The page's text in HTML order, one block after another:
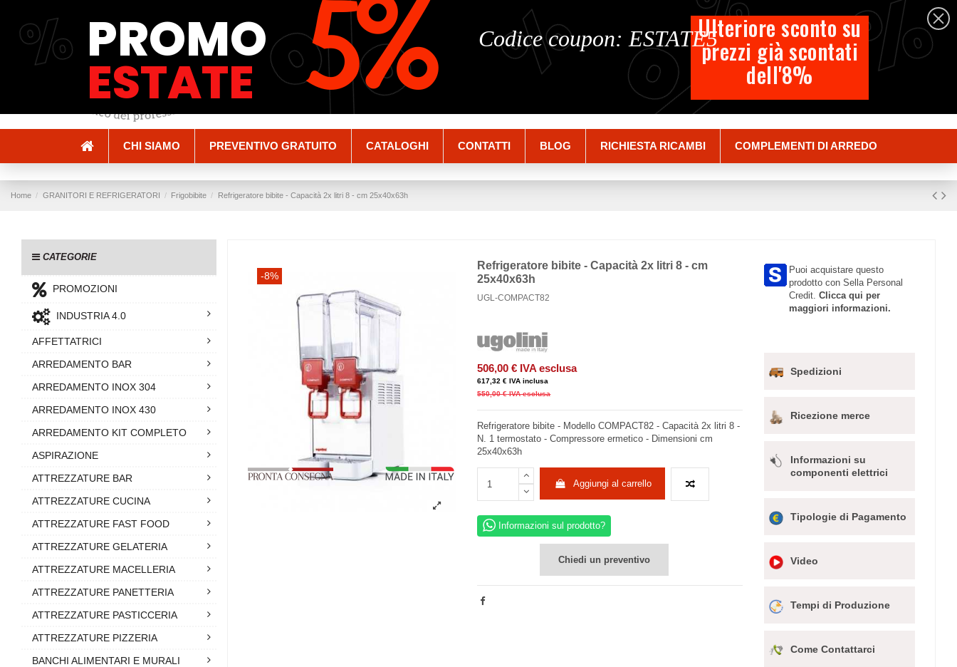
Italiano
Carrello
CHI SIAMO PREVENTIVO GRATUITO CATALOGHI CONTATTI BLOG RICHIESTA RICAMBI COMPLEMENTI DI ARREDO
Home GRANITORI E REFRIGERATORI Frigobibite Refrigeratore bibite - Capacità 2x litri 8 - cm 25x40x63h
-8%
Refrigeratore bibite - Capacità 2x litri 8 - cm
25x40x63h
UGL-COMPACT82
506,00 € IVA esclusa
617,32 € IVA inclusa
550,00 € IVA esclusa
Refrigeratore bibite - Modello COMPACT82 - Capacità 2x litri 8 -
N. 1 termostato - Compressore ermetico - Dimensioni cm
25x40x63h
Aggiungi al carrello
Informazioni sul prodotto?
Chiedi un preventivo
Puoi acquistare questo
prodotto con Sella Personal
Credit.Clicca qui per
maggiori informazioni.
Spedizioni
Ricezione merce
Informazioni su
componenti elettrici
Tipologie di Pagamento
Video
Tempi di Produzione
Come Contattarci
CATEGORIE
PROMOZIONI
INDUSTRIA 4.0
AFFETTATRICI
ARREDAMENTO BAR
ARREDAMENTO INOX 304
ARREDAMENTO INOX 430
ARREDAMENTO KIT COMPLETO
ASPIRAZIONE
ATTREZZATURE BAR
ATTREZZATURE CUCINA
ATTREZZATURE FAST FOOD
ATTREZZATURE GELATERIA
ATTREZZATURE MACELLERIA
ATTREZZATURE PANETTERIA
ATTREZZATURE PASTICCERIA
ATTREZZATURE PIZZERIA
BANCHI ALIMENTARI E MURALI
%
% %
%
% Ulteriore sconto su
prezzi già scontati
dell'8%
Codice coupon: ESTATE5
PROMO
ESTATE 5%